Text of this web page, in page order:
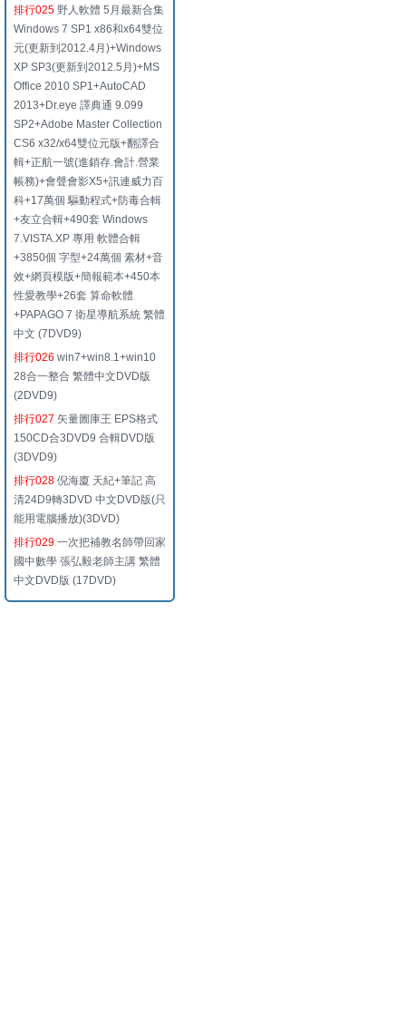
排行025 野人軟體 5月最新合集
Windows 7 SP1 x86和x64雙位
元(更新到2012.4月)+Windows
XP SP3(更新到2012.5月)+MS
Office 2010 SP1+AutoCAD
2013+Dr.eye 譯典通 9.099
SP2+Adobe Master Collection
CS6 x32/x64雙位元版+翻譯合
輯+正航一號(進銷存.會計.營業
帳務)+會聲會影X5+訊連威力百
科+17萬個 驅動程式+防毒合輯
+友立合輯+490套 Windows
7.VISTA.XP 專用 軟體合輯
+3850個 字型+24萬個 素材+音
效+網頁模版+簡報範本+450本
性愛教學+26套 算命軟體
+PAPAGO 7 衛星導航系統 繁體
中文 (7DVD9)
排行026 win7+win8.1+win10
28合一整合 繁體中文DVD版
(2DVD9)
排行027 矢量圖庫王 EPS格式
150CD合3DVD9 合輯DVD版
(3DVD9)
排行028 倪海廈 天紀+筆記 高
清24D9轉3DVD 中文DVD版(只
能用電腦播放)(3DVD)
排行029 一次把補教名師帶回家
國中數學 張弘毅老師主講 繁體
中文DVD版 (17DVD)